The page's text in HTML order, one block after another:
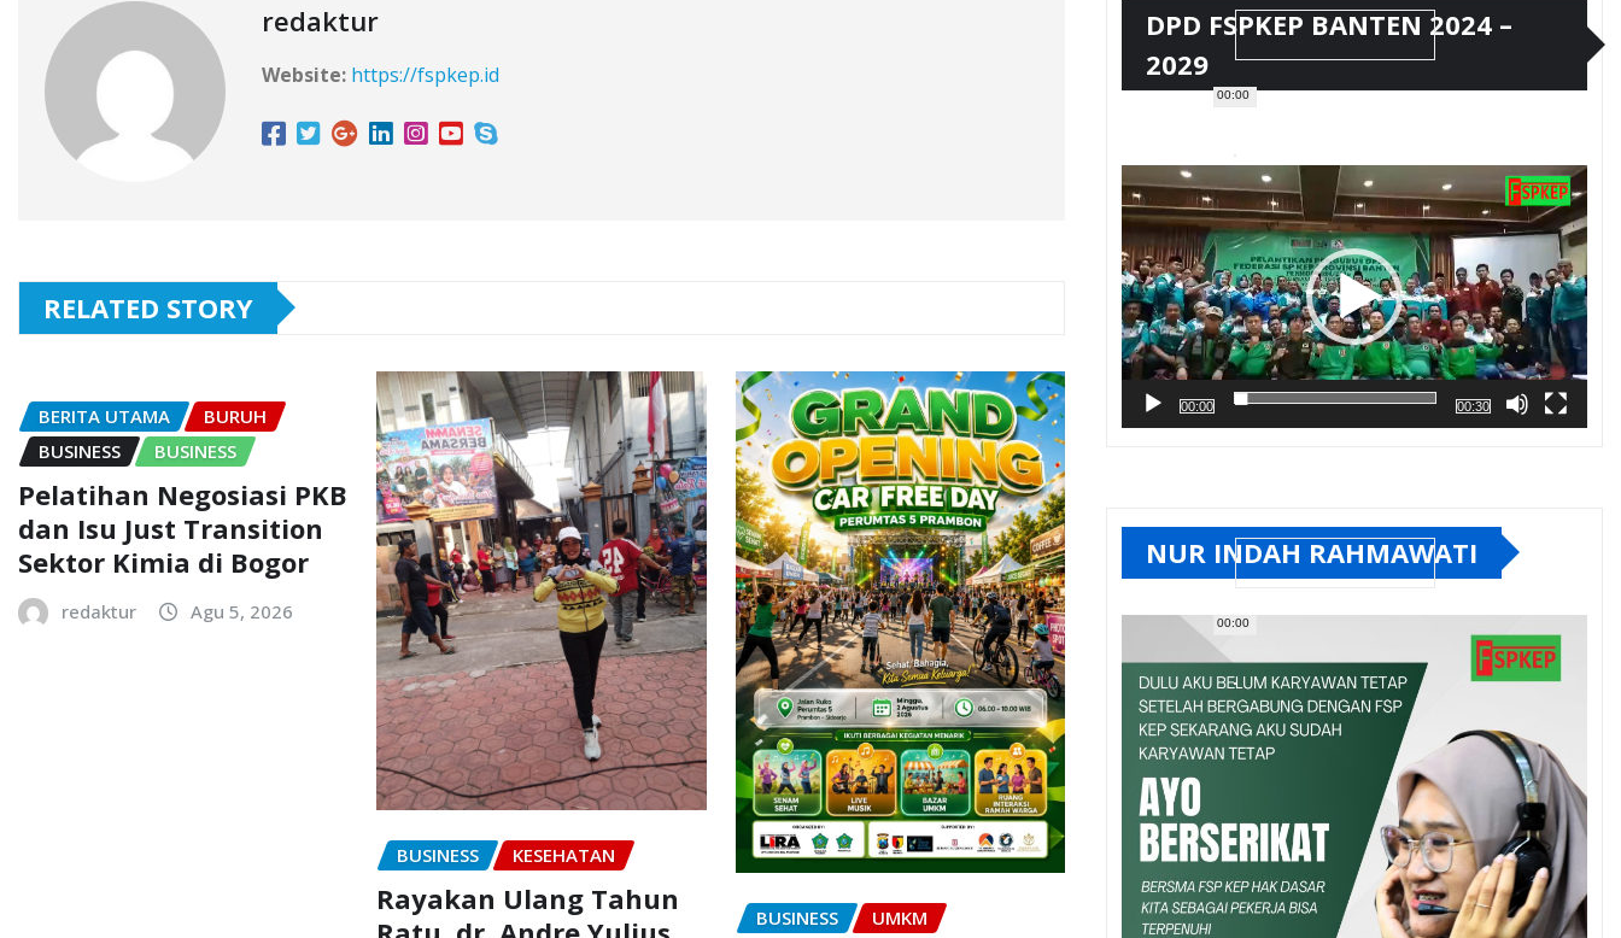
redaktur
Website: https://fspkep.id
RELATED STORY
BERITA UTAMA
BURUH
BUSINESS
BUSINESS
Pelatihan Negosiasi PKB
dan Isu Just Transition
Sektor Kimia di Bogor
redaktur Agu 5, 2026
BUSINESS KESEHATAN
Rayakan Ulang Tahun
BUSINESS UMKM
00:00
DPD FSPKEP BANTEN 2024 –
2029
00:00
00:00
00:30
NUR INDAH RAHMAWATI